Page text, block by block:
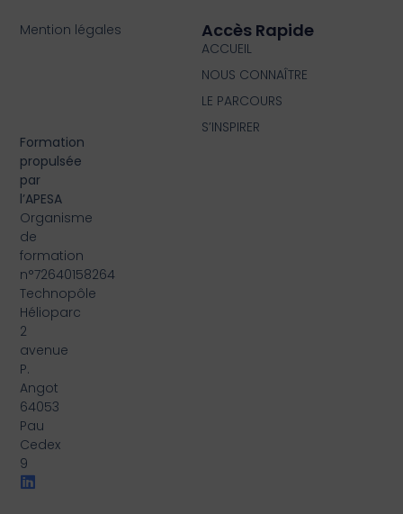
Formation
propulsée
par
l’APESA
Organisme
de
formation
n°72640158264
Technopôle
Hélioparc
2
avenue
P.
Angot
64053
Pau
Cedex
9
Accès Rapide
ACCUEIL
NOUS CONNAÎTRE
LE PARCOURS
S’INSPIRER
Mention légales